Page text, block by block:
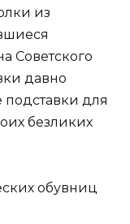
из
Советского
давно
для
безликих
обувниц